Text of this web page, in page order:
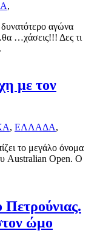
,
αγώνα
…χάσεις!!! Δες τι
με τον
, ΕΛΛΑΔΑ,
το μεγάλο όνομα
Australian Open. Ο
Πετρούνιας.
ώμο